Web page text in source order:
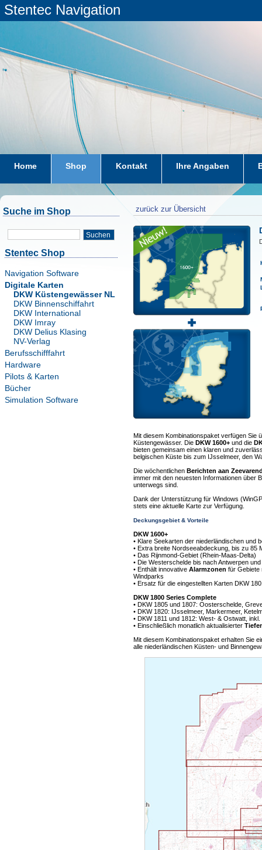
Stentec Navigation
Home Shop Kontakt Ihre Angaben
Suche im Shop
Suchen
Stentec Shop
Navigation Software
Digitale Karten
DKW Küstengewässer NL
DKW Binnenschiffahrt
DKW International
DKW Imray
DKW Delius Klasing
NV-Verlag
Berufsschifffahrt
Hardware
Pilots & Karten
Bücher
Simulation Software
zurück zur Übersicht
Mit diesem Kombinationspaket verfügen Sie
Küstengewässer. Die DKW 1600+und die
bieten gemeinsam einen klaren und
belgischen Küste bis zum IJsselmeer, den
Die wöchentlichen Berichten aan
immer mit den neuesten Informationen über
unterwegs sind.
Dank der Unterstützung für Windows
stets eine aktuelle Karte zur Verfügung.
Deckungsgebiet & Vorteile
DKW 1600+
• Klare Seekarten der niederländischen und
• Extra breite Nordseeabdeckung, bis zu 85
• Das Rijnmond-Gebiet (Rhein-Maas-Delta)
• Die Westerschelde bis nach Antwerpen
• Enthält innovative Alarmzonen für Gebiete
Windparks
• Ersatz für die eingestellten Karten DKW
DKW 1800 Series Complete
• DKW 1805 und 1807: Oosterschelde,
• DKW 1820: IJsselmeer, Markermeer,
• DKW 1811 und 1812: West- & Ostwatt,
• Einschließlich monatlich aktualisierter
Mit diesem Kombinationspaket erhalten Sie
alle niederländischen Küsten- und